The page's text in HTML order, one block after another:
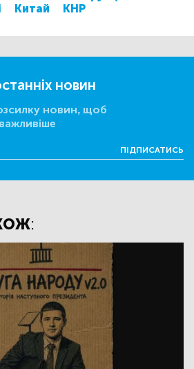
Китай КНР
новин
новин, щоб
ПІДПИСАТИСЬ